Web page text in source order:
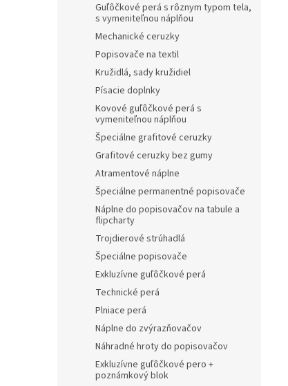
Guľôčkové perá s rôznym typom tela,
s vymeniteľnou náplňou
Mechanické ceruzky
Popisovače na textil
Kružidlá, sady kružidiel
Písacie doplnky
Kovové guľôčkové perá s
vymeniteľnou náplňou
Špeciálne grafitové ceruzky
Grafitové ceruzky bez gumy
Atramentové náplne
Špeciálne permanentné popisovače
Náplne do popisovačov na tabule a
flipcharty
Trojdierové strúhadlá
Špeciálne popisovače
Exkluzívne guľôčkové perá
Technické perá
Plniace perá
Náplne do zvýrazňovačov
Náhradné hroty do popisovačov
Exkluzívne guľôčkové pero +
poznámkový blok